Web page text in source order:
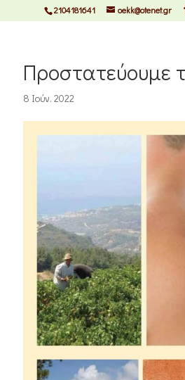
2104181641 oekk@otenet.gr
Προστατεύουμε
8 Ιούν. 2022